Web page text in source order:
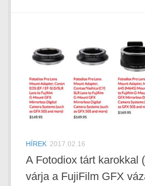
HÍREK 2017.02.16
A Fotodiox tárt karokkal
várja a FujiFilm GFX